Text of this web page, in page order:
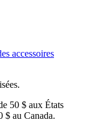
accessoires
50 $ aux États
$ au Canada.